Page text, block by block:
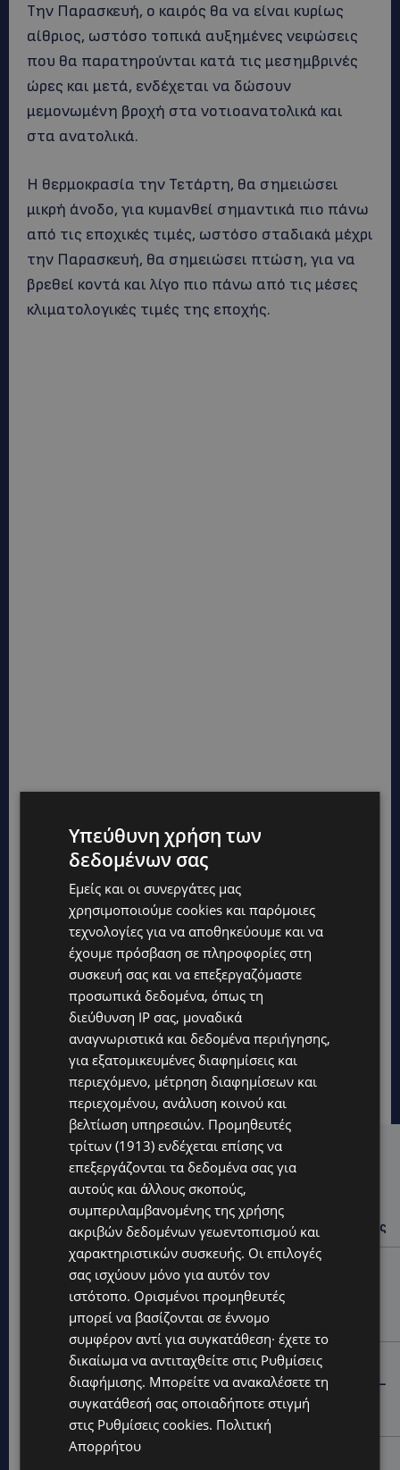
Την Παρασκευή, ο καιρός θα να είναι κυρίως
αίθριος, ωστόσο τοπικά αυξημένες νεφώσεις
που θα παρατηρούνται κατά τις μεσημβρινές
ώρες και μετά, ενδέχεται να δώσουν
μεμονωμένη βροχή στα νοτιοανατολικά και
στα ανατολικά.
Η θερμοκρασία την Τετάρτη, θα σημειώσει
μικρή άνοδο, για κυμανθεί σημαντικά πιο πάνω
από τις εποχικές τιμές, ωστόσο σταδιακά μέχρι
την Παρασκευή, θα σημειώσει πτώση, για να
βρεθεί κοντά και λίγο πιο πάνω από τις μέσες
κλιματολογικές τιμές της εποχής.
Hot this week
UPDATES
ΙΣΑΑΚ-ΣΟΛΩΜΟΥ: Κλείνουν συμβολικά οδοφράγματα
την Παρασκευή – Πού και τι ώρα θα γίνουν οι δράσεις
UPDATES
ΣΥΛΛΗΨΕΙΣ: 161 οδηγοί με υπερβολική ταχύτητα σε
μία νύχτα – Η παράβαση που κυριάρχησε στους
ελέγχους
STORIES
ΓΕΝΕΘΛΙΟΣ ΗΜΕΡΑ: Η ηλικία είναι μόνο ένας αριθμός –
Οι άνθρωποι και οι στιγμές είναι η πραγματική μας
ιστορία
STORIES
Υπεύθυνη χρήση των
δεδομένων σας
Εμείς και οι συνεργάτες μας
χρησιμοποιούμε cookies και παρόμοιες
τεχνολογίες για να αποθηκεύουμε και να
έχουμε πρόσβαση σε πληροφορίες στη
συσκευή σας και να επεξεργαζόμαστε
προσωπικά δεδομένα, όπως τη
διεύθυνση IP σας, μοναδικά
αναγνωριστικά και δεδομένα περιήγησης,
για εξατομικευμένες διαφημίσεις και
περιεχόμενο, μέτρηση διαφημίσεων και
περιεχομένου, ανάλυση κοινού και
βελτίωση υπηρεσιών. Προμηθευτές
τρίτων (1913) ενδέχεται επίσης να
επεξεργάζονται τα δεδομένα σας για
αυτούς και άλλους σκοπούς,
συμπεριλαμβανομένης της χρήσης
ακριβών δεδομένων γεωεντοπισμού και
χαρακτηριστικών συσκευής. Οι επιλογές
σας ισχύουν μόνο για αυτόν τον
ιστότοπο. Ορισμένοι προμηθευτές
μπορεί να βασίζονται σε έννομο
συμφέρον αντί για συγκατάθεση· έχετε το
δικαίωμα να αντιταχθείτε στις Ρυθμίσεις
διαφήμισης. Μπορείτε να ανακαλέσετε τη
συγκατάθεσή σας οποιαδήποτε στιγμή
στις Ρυθμίσεις cookies. Πολιτική
Απορρήτου